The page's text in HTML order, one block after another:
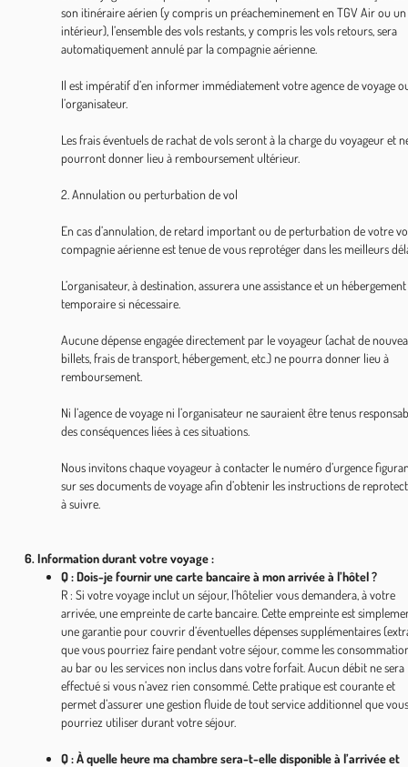
son itinéraire aérien (y compris un préacheminement en TGV Air ou
intérieur), l’ensemble des vols restants, y compris les vols retours, sera
automatiquement annulé par la compagnie aérienne.
Il est impératif d’en informer immédiatement votre agence de voyage
l’organisateur.
Les frais éventuels de rachat de vols seront à la charge du voyageur et
pourront donner lieu à remboursement ultérieur.
2. Annulation ou perturbation de vol
En cas d’annulation, de retard important ou de perturbation de votre
compagnie aérienne est tenue de vous reprotéger dans les meilleurs
L’organisateur, à destination, assurera une assistance et un hébergement
temporaire si nécessaire.
Aucune dépense engagée directement par le voyageur (achat de
billets, frais de transport, hébergement, etc.) ne pourra donner lieu à
remboursement.
Ni l’agence de voyage ni l’organisateur ne sauraient être tenus
des conséquences liées à ces situations.
Nous invitons chaque voyageur à contacter le numéro d’urgence
sur ses documents de voyage afin d’obtenir les instructions de
à suivre.
6. Information durant votre voyage :
Q : Dois-je fournir une carte bancaire à mon arrivée à l’hôtel ?
R : Si votre voyage inclut un séjour, l’hôtelier vous demandera, à votre
arrivée, une empreinte de carte bancaire. Cette empreinte est
une garantie pour couvrir d’éventuelles dépenses supplémentaires
que vous pourriez faire pendant votre séjour, comme les
au bar ou les services non inclus dans votre forfait. Aucun débit ne sera
effectué si vous n’avez rien consommé. Cette pratique est courante et
permet d’assurer une gestion fluide de tout service additionnel que vous
pourriez utiliser durant votre séjour.
Q : À quelle heure ma chambre sera-t-elle disponible à l’arrivée et